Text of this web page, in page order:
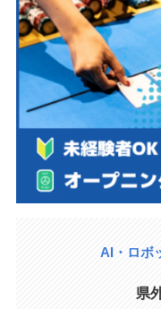
AI・ロボ
県